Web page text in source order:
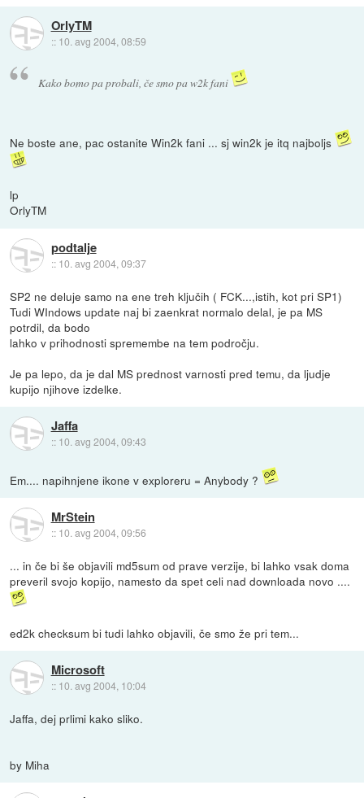
OrlyTM
:: 10. avg 2004, 08:59
Kako bomo pa probali, če smo pa w2k fani
Ne boste ane, pac ostanite Win2k fani ... sj win2k je itq najboljs
lp
OrlyTM
podtalje
:: 10. avg 2004, 09:37
SP2 ne deluje samo na ene treh ključih ( FCK...,istih, kot pri SP1)
Tudi WIndows update naj bi zaenkrat normalo delal, je pa MS
potrdil, da bodo
lahko v prihodnosti spremembe na tem področju.
Je pa lepo, da je dal MS prednost varnosti pred temu, da ljudje
kupijo njihove izdelke.
Jaffa
:: 10. avg 2004, 09:43
Em.... napihnjene ikone v exploreru = Anybody ?
MrStein
:: 10. avg 2004, 09:56
... in če bi še objavili md5sum od prave verzije, bi lahko vsak doma
preveril svojo kopijo, namesto da spet celi nad downloada novo ....
ed2k checksum bi tudi lahko objavili, če smo že pri tem...
Microsoft
:: 10. avg 2004, 10:04
Jaffa, dej prlimi kako sliko.
by Miha